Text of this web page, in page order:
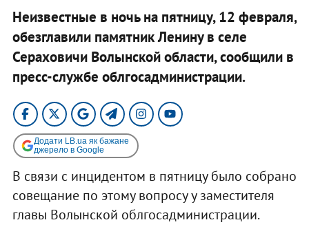
Неизвестные в ночь на пятницу, 12 февраля,
обезглавили памятник Ленину в селе
Сераховичи Волынской области, сообщили в
пресс-службе облгосадминистрации.
Додати LB.ua як бажане
джерело в Google
В связи с инцидентом в пятницу было собрано
совещание по этому вопросу у заместителя
главы Волынской облгосадминистрации.